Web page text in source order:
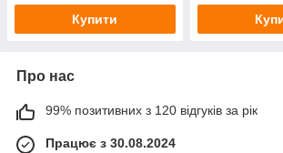
Купити
Про нас
99% позитивних з 120 відгуків за рік
Працює з 30.08.2024